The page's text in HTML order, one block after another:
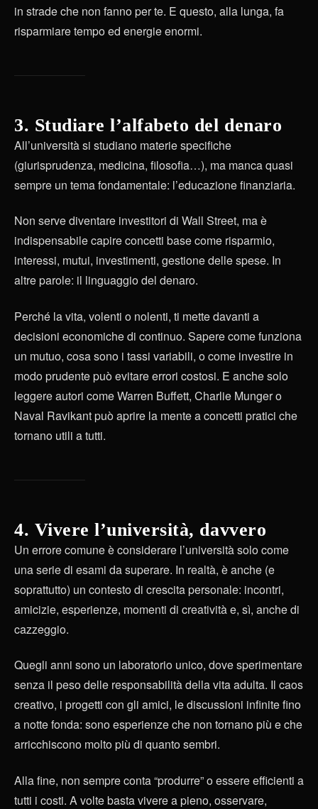
in strade che non fanno per te. E questo, alla lunga, fa
risparmiare tempo ed energie enormi.
3. Studiare l’alfabeto del denaro
All’università si studiano materie specifiche
(giurisprudenza, medicina, filosofia…), ma manca quasi
sempre un tema fondamentale: l’educazione finanziaria.
Non serve diventare investitori di Wall Street, ma è
indispensabile capire concetti base come risparmio,
interessi, mutui, investimenti, gestione delle spese. In
altre parole: il linguaggio del denaro.
Perché la vita, volenti o nolenti, ti mette davanti a
decisioni economiche di continuo. Sapere come funziona
un mutuo, cosa sono i tassi variabili, o come investire in
modo prudente può evitare errori costosi. E anche solo
leggere autori come Warren Buffett, Charlie Munger o
Naval Ravikant può aprire la mente a concetti pratici che
tornano utili a tutti.
4. Vivere l’università, davvero
Un errore comune è considerare l’università solo come
una serie di esami da superare. In realtà, è anche (e
soprattutto) un contesto di crescita personale: incontri,
amicizie, esperienze, momenti di creatività e, sì, anche di
cazzeggio.
Quegli anni sono un laboratorio unico, dove sperimentare
senza il peso delle responsabilità della vita adulta. Il caos
creativo, i progetti con gli amici, le discussioni infinite fino
a notte fonda: sono esperienze che non tornano più e che
arricchiscono molto più di quanto sembri.
Alla fine, non sempre conta “produrre” o essere efficienti a
tutti i costi. A volte basta vivere a pieno, osservare,